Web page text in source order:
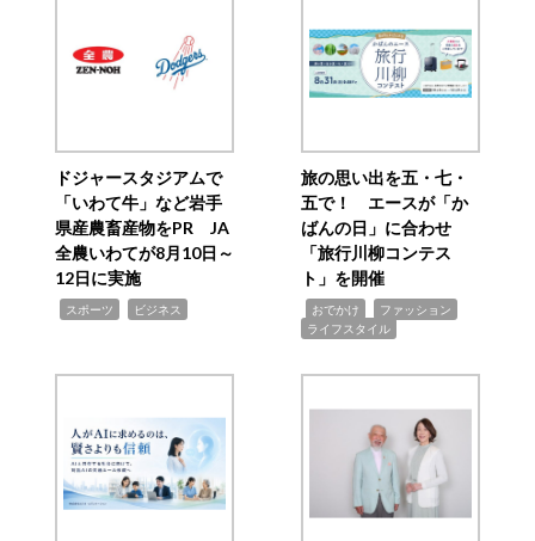
ドジャースタジアムで
「いわて牛」など岩手
県産農畜産物をPR JA
全農いわてが8月10日～
12日に実施
スポーツ ビジネス
旅の思い出を五・七・
五で！ エースが「か
ばんの日」に合わせ
「旅行川柳コンテス
ト」を開催
おでかけ ファッション
ライフスタイル